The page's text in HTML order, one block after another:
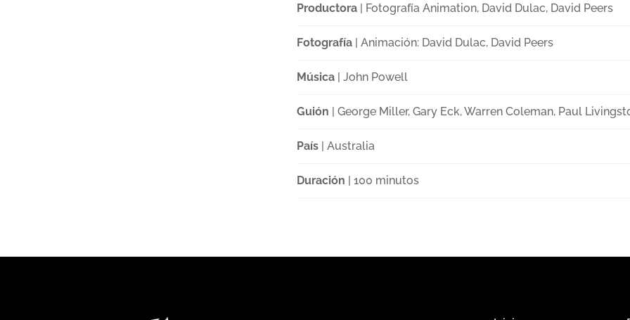
Productora| Fotografía Animation, David Dulac, David Peers
Fotografía| Animación: David Dulac, David Peers
Música| John Powell
Guión | George Miller, Gary Eck, Warren Coleman, Paul
País| Australia
Duración | 100 minutos